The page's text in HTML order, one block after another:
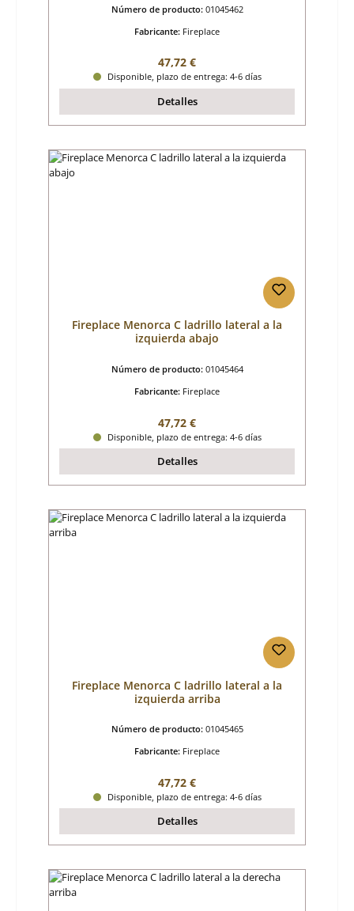
Número de producto: 01045462
Fabricante: Fireplace
Precio normal:
47,72 €
Disponible, plazo de entrega: 4-6 días
Detalles
Fireplace Menorca C ladrillo lateral a la
izquierda abajo
Número de producto: 01045464
Fabricante: Fireplace
Precio normal:
47,72 €
Disponible, plazo de entrega: 4-6 días
Detalles
Fireplace Menorca C ladrillo lateral a la
izquierda arriba
Número de producto: 01045465
Fabricante: Fireplace
Precio normal:
47,72 €
Disponible, plazo de entrega: 4-6 días
Detalles